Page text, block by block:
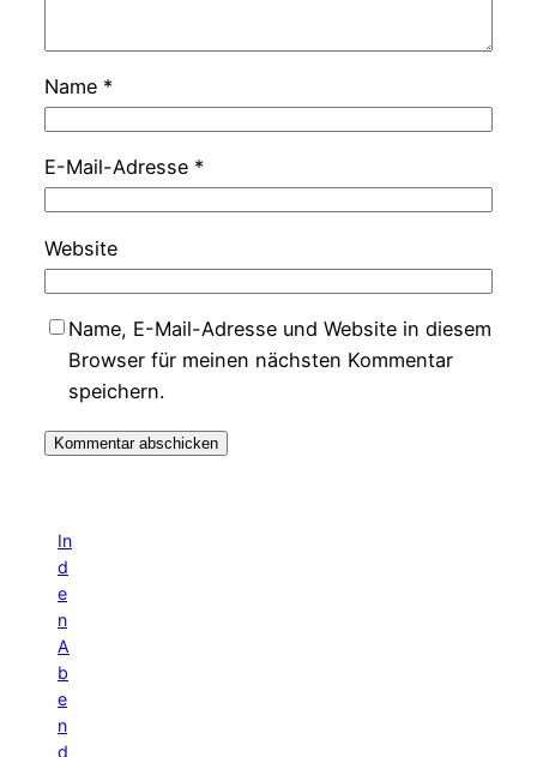
Name *
E-Mail-Adresse *
Website
Name, E-Mail-Adresse und Website in diesem
Browser für meinen nächsten Kommentar
speichern.
In
d
e
n
A
b
e
n
d